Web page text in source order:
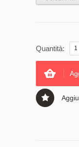
Quantità: